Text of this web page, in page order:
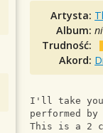
Artysta:
Album:
Trudność:
Akord:
I'll take
performed by
This is a 2